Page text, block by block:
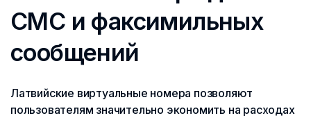
СМС и факсимильных
сообщений
Латвийские виртуальные номера позволяют
пользователям значительно экономить на расходах